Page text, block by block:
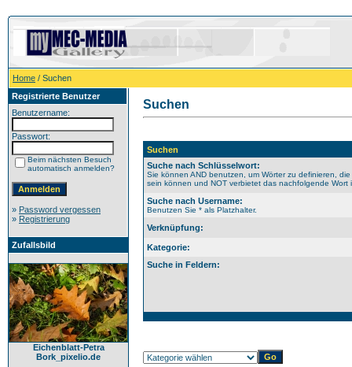
Home / Suchen
Registrierte Benutzer
Benutzername:
Passwort:
Beim nächsten Besuch
automatisch anmelden?
» Password vergessen
» Registrierung
Zufallsbild
Eichenblatt-Petra
Bork_pixelio.de
Suchen
Suchen
Suche nach Schlüsselwort:
Sie können AND benutzen, um Wörter zu definieren,
sein können und NOT verbietet das nachfolgende Wort
Suche nach Username:
Benutzen Sie * als Platzhalter.
Verknüpfung:
Kategorie:
Suche in Feldern: